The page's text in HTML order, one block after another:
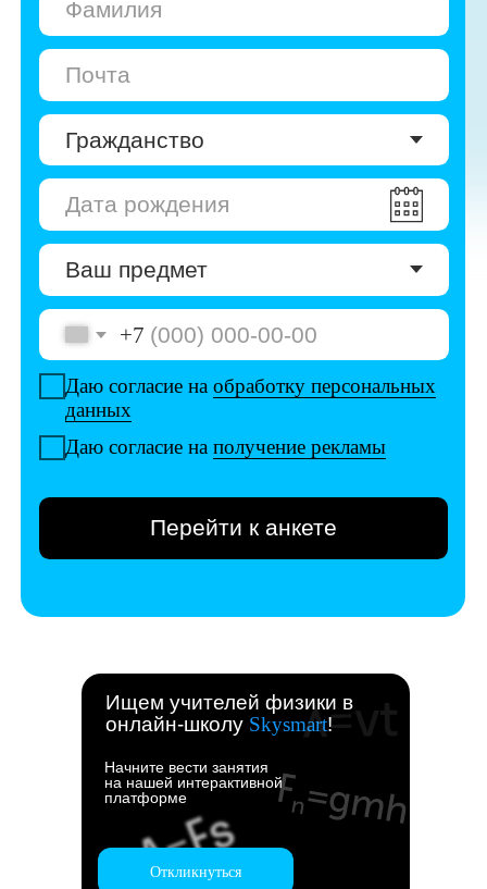
Даю согласие наобработку персональных
Даю согласие наполучение рекламы
Перейти к анкете
Ищем учителей физики в
онлайн-школу Skysmart!
Начните вести занятия
на нашей интерактивной
платформе
Откликнуться